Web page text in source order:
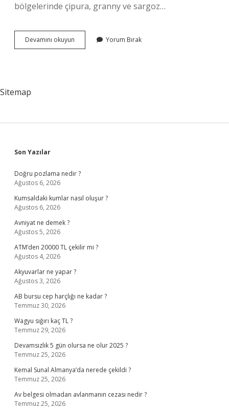
bölgelerinde çipura, granny ve sargoz…
Devamını okuyun Istanbulda
Hangi
Yorum Bırak
Sitemap
Sidebar
Son Yazılar
Doğru pozlama nedir ?
Ağustos 6, 2026
Kumsaldaki kumlar nasıl oluşur ?
Ağustos 6, 2026
Avniyat ne demek ?
Ağustos 5, 2026
ATM’den 20000 TL çekilir mi ?
Ağustos 4, 2026
Akyuvarlar ne yapar ?
Ağustos 3, 2026
AB bursu cep harçlığı ne kadar ?
Temmuz 30, 2026
Wagyu sığırı kaç TL ?
Temmuz 29, 2026
Devamsızlık 5 gün olursa ne olur 2025 ?
Temmuz 25, 2026
Kemal Sunal Almanya’da nerede çekildi ?
Temmuz 25, 2026
Av belgesi olmadan avlanmanın cezası nedir ?
Temmuz 25, 2026